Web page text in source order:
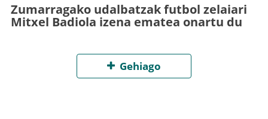
Zumarragako udalbatzak futbol zelaiari
Mitxel Badiola izena ematea onartu du
Gehiago